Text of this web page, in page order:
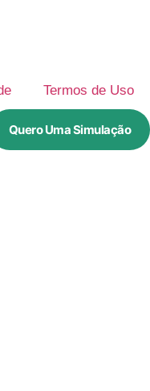
Termos de Uso
Quero Uma Simulação